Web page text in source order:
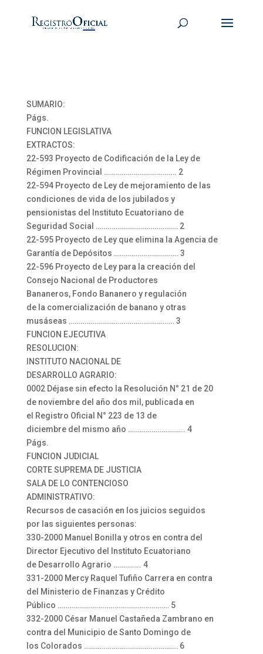
SUMARIO:
Págs.
FUNCION LEGISLATIVA
EXTRACTOS:
22-593 Proyecto de Codificación de la Ley de
Régimen Provincial ………………………………. 2
22-594 Proyecto de Ley de mejoramiento de las
condiciones de vida de los jubilados y
pensionistas del Instituto Ecuatoriano de
Seguridad Social …………………………………… 2
22-595 Proyecto de Ley que elimina la Agencia de
Garantía de Depósitos …………………………… 3
22-596 Proyecto de Ley para la creación del
Consejo Nacional de Productores
Bananeros, Fondo Bananero y regulación
de la comercialización de banano y otras
musáseas ……………………………………………… 3
FUNCION EJECUTIVA
RESOLUCION:
INSTITUTO NACIONAL DE
DESARROLLO AGRARIO:
0002 Déjase sin efecto la Resolución N° 21 de 20
de noviembre del año dos mil, publicada en
el Registro Oficial N° 223 de 13 de
diciembre del mismo año ……………………….. 4
Págs.
FUNCION JUDICIAL
CORTE SUPREMA DE JUSTICIA
SALA DE LO CONTENCIOSO
ADMINISTRATIVO:
Recursos de casación en los juicios seguidos
por las siguientes personas:
330-2000 Manuel Bonilla y otros en contra del
Director Ejecutivo del Instituto Ecuatoriano
de Desarrollo Agrario ………….. 4
331-2000 Mercy Raquel Tufiño Carrera en contra
del Ministerio de Finanzas y Crédito
Público ………………………………………………… 5
332-2000 César Manuel Castañeda Zambrano en
contra del Municipio de Santo Domingo de
los Colorados ………………………………………… 6